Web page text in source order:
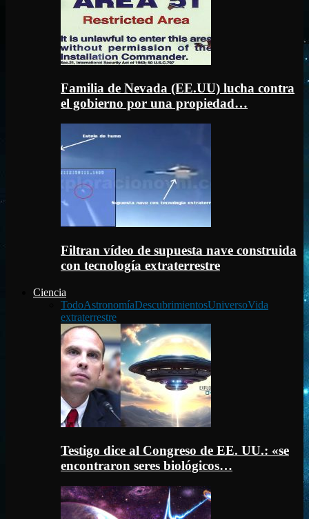
Familia de Nevada (EE.UU) lucha contra
el gobierno por una propiedad…
Filtran vídeo de supuesta nave construida
con tecnología extraterrestre
Ciencia
TodoAstronomíaDescubrimientosUniversoVida
extraterrestre
Testigo dice al Congreso de EE. UU.: «se
encontraron seres biológicos…